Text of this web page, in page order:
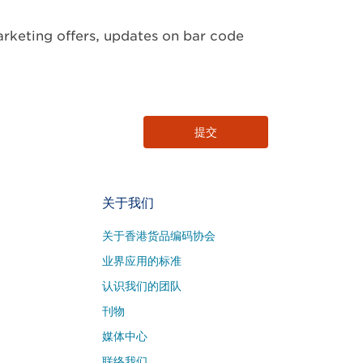
offers, updates on bar code
关于我们
关于香港货品编码协会
业界应用的标准
认识我们的团队
刊物
媒体中心